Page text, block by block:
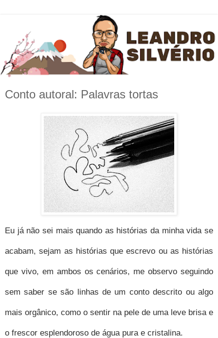
Conto autoral: Palavras tortas
Eu já não sei mais quando as histórias da minha vida se
acabam, sejam as histórias que escrevo ou as histórias
que vivo, em ambos os cenários, me observo seguindo
sem saber se são linhas de um conto descrito ou algo
mais orgânico, como o sentir na pele de uma leve brisa e
o frescor esplendoroso de água pura e cristalina.